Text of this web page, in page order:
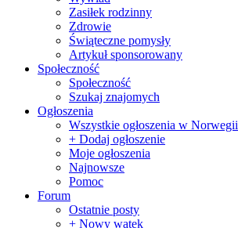
Zasiłek rodzinny
Zdrowie
Świąteczne pomysły
Artykuł sponsorowany
Społeczność
Społeczność
Szukaj znajomych
Ogłoszenia
Wszystkie ogłoszenia w Norwegii
+ Dodaj ogłoszenie
Moje ogłoszenia
Najnowsze
Pomoc
Forum
Ostatnie posty
+ Nowy wątek